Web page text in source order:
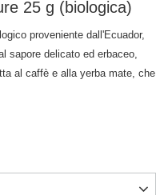
25 g (biologica)
proveniente dall'Ecuador,
sapore delicato ed erbaceo,
al caffè e alla yerba mate, che